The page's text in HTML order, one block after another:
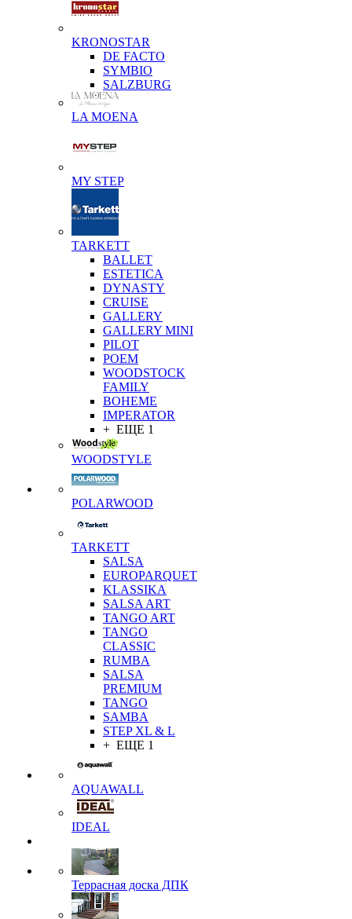
KRONOSTAR
DE FACTO
SYMBIO
SALZBURG
LA MOENA
MY STEP
TARKETT
BALLET
ESTETICA
DYNASTY
CRUISE
GALLERY
GALLERY MINI
PILOT
POEM
WOODSTOCK
FAMILY
BOHEME
IMPERATOR
+ ЕЩЕ 1
WOODSTYLE
POLARWOOD
TARKETT
SALSA
EUROPARQUET
KLASSIKA
SALSA ART
TANGO ART
TANGO
CLASSIC
RUMBA
SALSA
PREMIUM
TANGO
SAMBA
STEP XL & L
+ ЕЩЕ 1
AQUAWALL
IDEAL
Террасная доска ДПК